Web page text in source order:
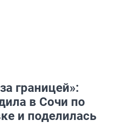
границей»:
в Сочи по
и поделилась